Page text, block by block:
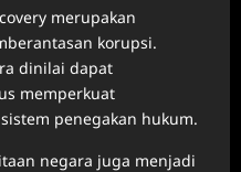
merupakan
korupsi.
dinilai dapat
memperkuat
penegakan hukum.
negara juga menjadi